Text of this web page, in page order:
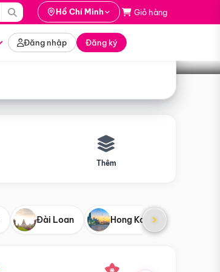
Hồ Chí Minh Giỏ hàng
Đăng nhập Đăng ký
Tìm tour
Thêm
Đài Loan Hong Kong